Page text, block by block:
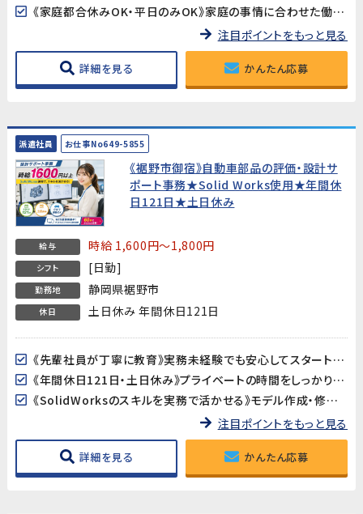
《家庭都合休みOK・平日のみOK》家庭の事情に合わせた働き方の相談が可能です。
注目ポイントをもっと見る
詳細を見る かんたん応募
派遣社員 お仕事No649-5855
《裾野市御宿》自動車部品の評価・設計サ
ポート事務★Solid Works使用★年間休
日121日★土日休み
給与 時給 1,600円～1,800円
シフト [日勤]
勤務地 静岡県裾野市
休日 土日休み 年間休日121日
《先輩社員が丁寧に教育》実務未経験でも安心してスタートできます。評価試験の経験が浅い方も、手順書に沿って進めるので大丈夫です。
《年間休日121日・土日休み》プライベートの時間をしっかり確保できる環境です。
《SolidWorksのスキルを実務で活かせる》モデル作成・修正のスキルを、大手自動車部品メーカーの開発現場で活かせます。
注目ポイントをもっと見る
詳細を見る かんたん応募